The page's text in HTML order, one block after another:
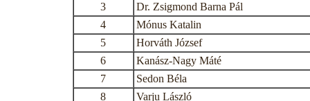
3
Dr. Zsigmond Barna Pál
4
Mónus Katalin
5
Horváth József
6
Kanász-Nagy Máté
7
Sedon Béla
8
Varju László